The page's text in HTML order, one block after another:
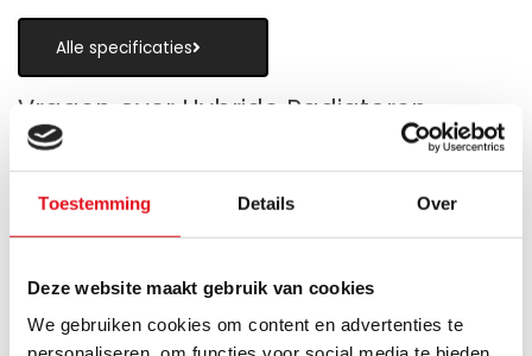
Toestemming Details Over
Deze website maakt gebruik van cookies
We gebruiken cookies om content en advertenties te
Alle specificaties
Vragen over Hybride Radiatoren
als alternatief voor vloerverwarming?